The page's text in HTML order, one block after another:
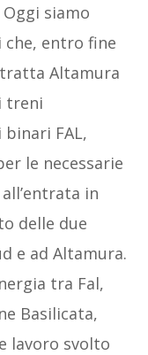
siamo
entro fine
Altamura
treni
FAL,
le necessarie
in
delle due
e ad Altamura.
tra Fal,
Basilicata,
lavoro svolto